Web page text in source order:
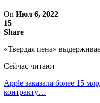
On Июл 6, 2022
15
Share
«Твердая пена»
Сейчас читают
Apple заказала более 15
контракту…